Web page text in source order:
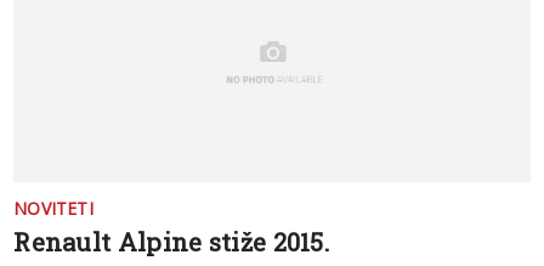
NOVITETI
Renault Alpine stiže 2015.